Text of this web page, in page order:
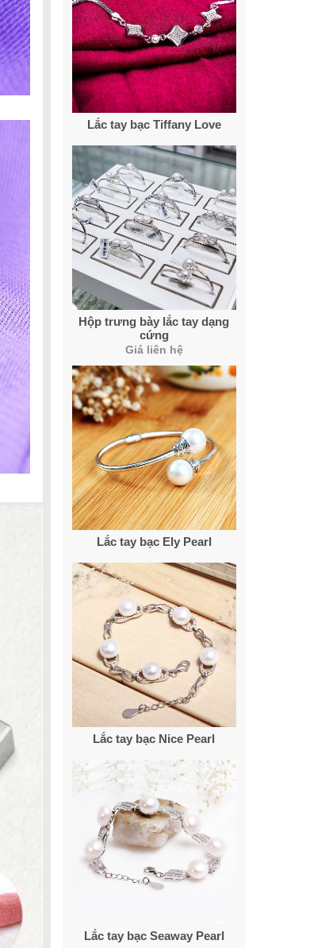
Lắc tay bạc Tiffany Love
Hộp trưng bày lắc tay dạng
cứng
Giá liên hệ
Lắc tay bạc Ely Pearl
Lắc tay bạc Nice Pearl
Lắc tay bạc Seaway Pearl